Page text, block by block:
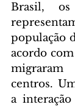
Brasil, os
população
acordo com
centros.
a